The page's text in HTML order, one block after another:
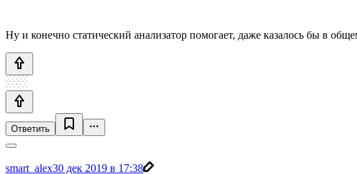
Ну и конечно статический анализатор помогает, даже казалось бы в
Ответить
smart_alex30 дек 2019 в 17:38